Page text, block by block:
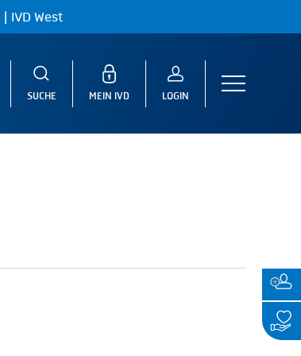
| IVD West
SUCHE MEIN IVD LOGIN
Menu